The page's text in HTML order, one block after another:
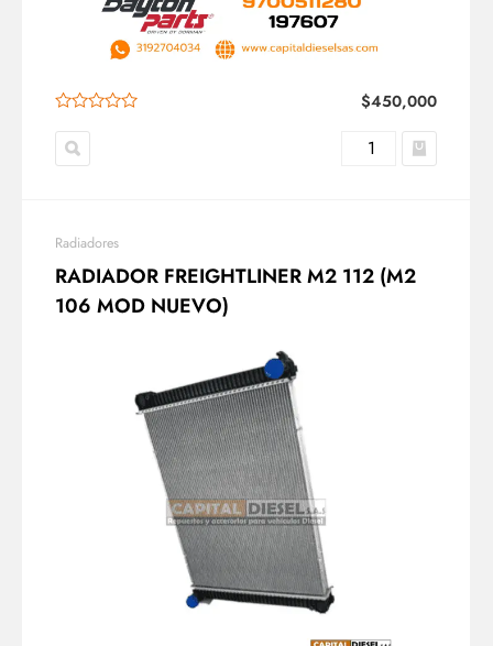
$450,000
Radiadores
RADIADOR FREIGHTLINER M2 112 (M2
106 MOD NUEVO)